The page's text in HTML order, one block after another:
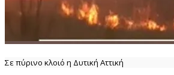
Σε πύρινο κλοιό η Δυτική Αττική